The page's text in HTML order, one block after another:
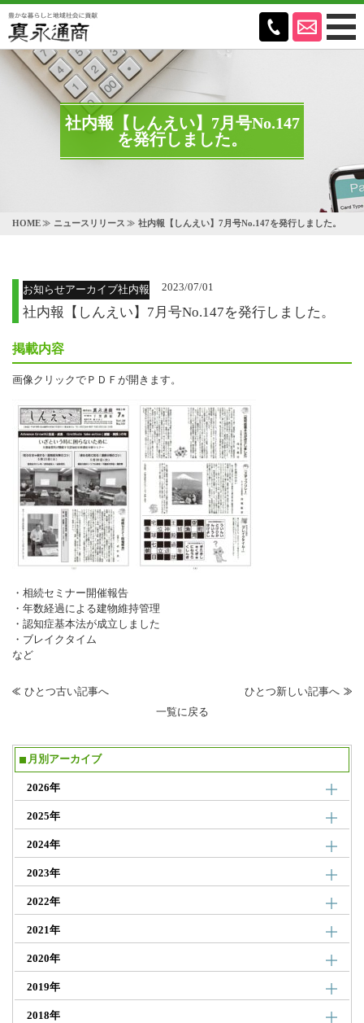
社内報【しんえい】7月号No.147
を発行しました。
HOME ニュースリリース 社内報【しんえい】7月号No.147を発行しました。
お知らせアーカイブ社内報 2023/07/01
社内報【しんえい】7月号No.147を発行しました。
掲載内容
画像クリックでＰＤＦが開きます。
・相続セミナー開催報告
・年数経過による建物維持管理
・認知症基本法が成立しました
・ブレイクタイム
など
ひとつ古い記事へ
一覧に戻る
ひとつ新しい記事へ
月別アーカイブ
2026年
2025年
2024年
2023年
2022年
2021年
2020年
2019年
2018年